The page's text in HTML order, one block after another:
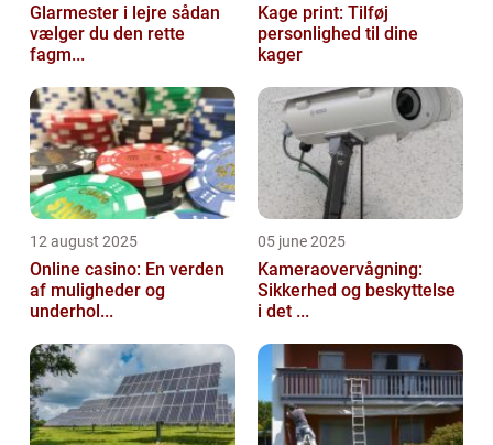
Glarmester i lejre sådan
vælger du den rette
fagm...
Kage print: Tilføj
personlighed til dine
kager
12 august 2025
Online casino: En verden
af muligheder og
underhol...
05 june 2025
Kameraovervågning:
Sikkerhed og beskyttelse
i det ...